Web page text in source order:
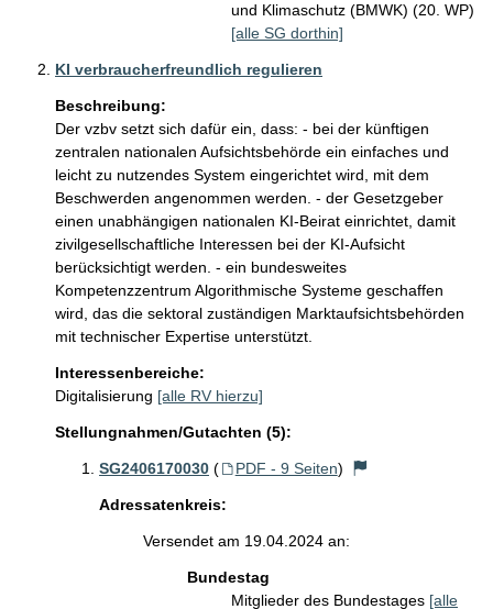
und Klimaschutz (BMWK) (20. WP)
[alle SG dorthin]
KI verbraucherfreundlich regulieren
Beschreibung:
Der vzbv setzt sich dafür ein, dass: - bei der künftigen
zentralen nationalen Aufsichtsbehörde ein einfaches und
leicht zu nutzendes System eingerichtet wird, mit dem
Beschwerden angenommen werden. - der Gesetzgeber
einen unabhängigen nationalen KI-Beirat einrichtet, damit
zivilgesellschaftliche Interessen bei der KI-Aufsicht
berücksichtigt werden. - ein bundesweites
Kompetenzzentrum Algorithmische Systeme geschaffen
wird, das die sektoral zuständigen Marktaufsichtsbehörden
mit technischer Expertise unterstützt.
Interessenbereiche:
Digitalisierung [alle RV hierzu]
Stellungnahmen/Gutachten (5):
SG2406170030 ( PDF - 9 Seiten)
Adressatenkreis:
Versendet am 19.04.2024 an:
Bundestag
Mitglieder des Bundestages [alle